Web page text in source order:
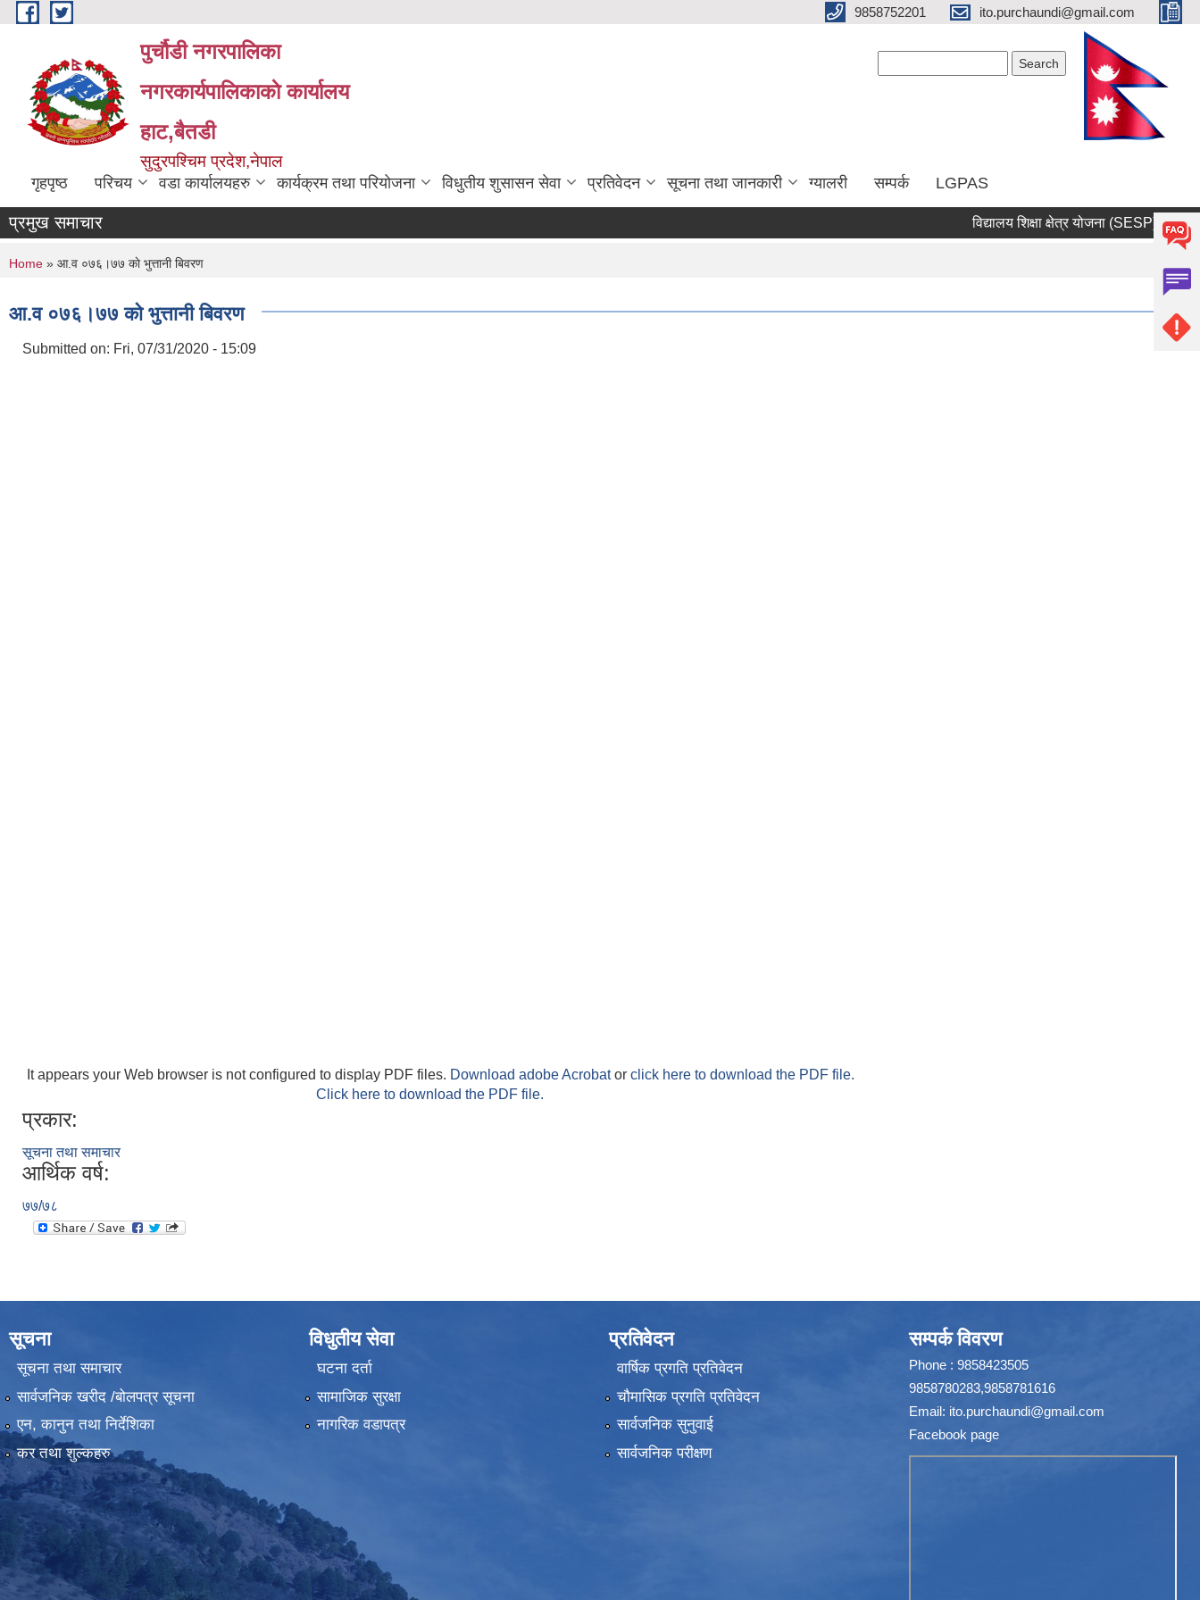
Skip to main content 9858752201 ito.purchaundi@gmail.com
पुर्चौडी नगरपालिका
नगरकार्यपालिकाकाे कार्यालय
हाट,बैतडी
सुदुरपश्चिम प्रदेश,नेपाल
गृहपृष्ठ परिचय वडा कार्यालयहरु कार्यक्रम तथा परियोजना विधुतीय शुसासन सेवा प्रतिवेदन सूचना तथा जानकारी ग्यालरी सम्पर्क LGPAS
प्रमुख समाचार विद्यालय शिक्षा क्षेत्र योजना (SESP)
You are here
Home » आ.व ०७६।७७ काे भुत्तानी बिवरण
आ.व ०७६।७७ काे भुत्तानी बिवरण
Submitted on: Fri, 07/31/2020 - 15:09
It appears your Web browser is not configured to display PDF files. Download adobe Acrobator click here to download the PDF file.
Click here to download the PDF file.
प्रकार:
सूचना तथा समाचार
आर्थिक वर्ष:
७७/७८
सूचना
सूचना तथा समाचार
सार्वजनिक खरीद /बोलपत्र सूचना
एन, कानुन तथा निर्देशिका
कर तथा शुल्कहरु
विधुतीय सेवा
घटना दर्ता
सामाजिक सुरक्षा
नागरिक वडापत्र
प्रतिवेदन
वार्षिक प्रगति प्रतिवेदन
चौमासिक प्रगति प्रतिवेदन
सार्वजनिक सुनुवाई
सार्वजनिक परीक्षण
सम्पर्क विवरण
Phone : 9858423505
9858780283,9858781616
Email: ito.purchaundi@gmail.com
Facebook page